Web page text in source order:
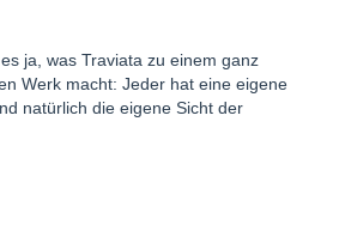
ja, was Traviata zu einem ganz
Werk macht: Jeder hat eine eigene
natürlich die eigene Sicht der